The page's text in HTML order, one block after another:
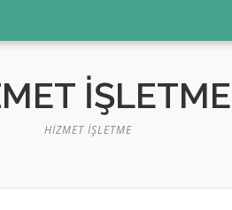
İŞLETME
HIZMET İŞLETME